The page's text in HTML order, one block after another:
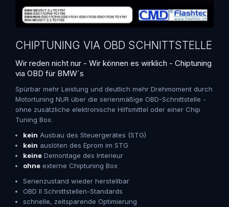
CHIPTUNING VIA OBD SCHNITTSTELLE
Wir reden nicht nur - Wir können es wirklich - Chiptuning
via OBD für BMW´s
Spürbar mehr Leistung und deutlich mehr Drehmoment durch
Motortuning NUR über die serienmäßige OBD-Schnittstelle -
ohne zusätzliche elektronische Hilfsmittel oder einer Chip
Tuning Box.
kein Ausbau des Steuergerätes (STG)
kein auslöten des Eprom im STG
keine Demontage des Interieur
ohne externe Chiptuning Box
Serienzustand wieder herstellbar
OBD II Schnittstellen-Standards
schnelle, zeitsparende Optimierung